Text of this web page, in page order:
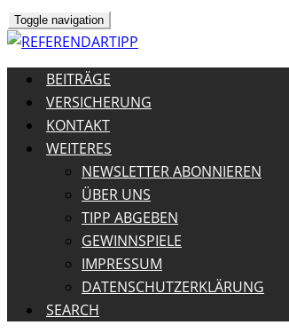
Toggle navigation
BEITRÄGE
VERSICHERUNG
KONTAKT
WEITERES
NEWSLETTER ABONNIEREN
ÜBER UNS
TIPP ABGEBEN
GEWINNSPIELE
IMPRESSUM
DATENSCHUTZERKLÄRUNG
SEARCH